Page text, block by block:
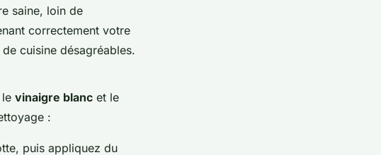
saine, loin de
correctement votre
cuisine désagréables.
vinaigre blanc et le
:
puis appliquez du